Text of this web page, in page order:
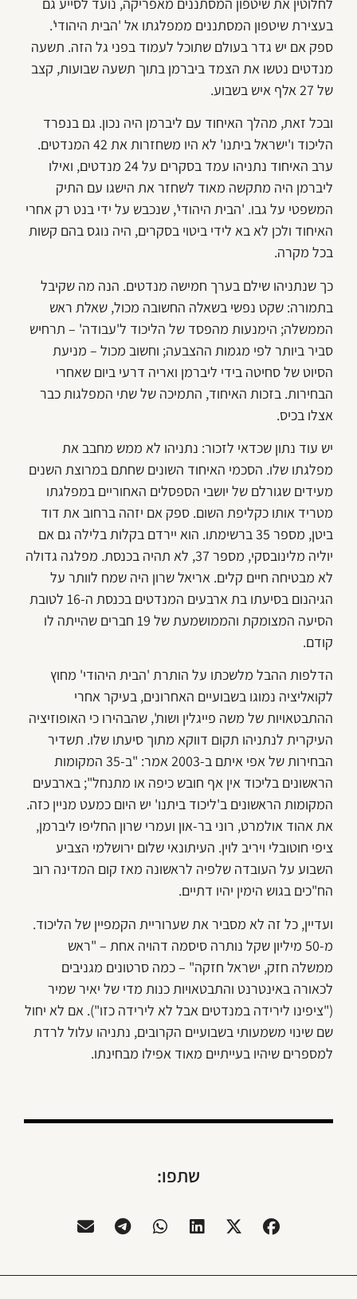
בעצירת שיטפון המסתננים ממפלגתו אל 'הבית היהודי'.
ספק אם יש גדר בעולם שתוכל לעמוד בפני גל הזה. תשעה
מנדטים נטשו את הצמד ביברמן בתוך תשעה שבועות, קצב
של 27 אלף איש בשבוע.
ובכל זאת, מהלך האיחוד עם ליברמן היה נכון. גם בנפרד
הליכוד ו'ישראל ביתנו' לא היו משחזרות את 42 המנדטים.
ערב האיחוד נתניהו עמד בסקרים על 24 מנדטים, ואילו
ליברמן היה מתקשה מאוד לשחזר את הישגו עם התיק
המשפטי על גבו. 'הבית היהודי', שנכבש על ידי בנט רק אחרי
האיחוד ולכן לא בא לידי ביטוי בסקרים, היה נוגס בהם קשות
בכל מקרה.
כך שנתניהו שילם בערך חמישה מנדטים. הנה מה שקיבל
בתמורה: שקט נפשי בשאלה החשובה מכול, שאלת ראש
הממשלה; הימנעות מהפסד של הליכוד ל'עבודה' – תרחיש
סביר ביותר לפי מגמות ההצבעה; וחשוב מכול – מניעת
הסיוט של סחיטה בידי ליברמן ואריה דרעי ביום שאחרי
הבחירות. בזכות האיחוד, התמיכה של שתי המפלגות כבר
אצלו בכיס.
יש עוד נתון שכדאי לזכור: נתניהו לא ממש מחבב את
מפלגתו שלו. הסכמי האיחוד השונים שחתם במרוצת השנים
מעידים שגורלם של יושבי הספסלים האחוריים במפלגתו
מטריד אותו כקליפת השום. ספק אם יזהה ברחוב את דוד
ביטן, מספר 35 ברשימתו. הוא יירדם בקלות בלילה גם אם
יוליה מלינובסקי, מספר 37, לא תהיה בכנסת. מפלגה גדולה
לא מבטיחה חיים קלים. אריאל שרון היה שמח לוותר על
הגיהנום בסיעתו בת ארבעים המנדטים בכנסת ה-16 לטובת
הסיעה המצומקת והממושמעת של 19 חברים שהייתה לו
קודם.
הדלפות ההבל מלשכתו על הותרת 'הבית היהודי' מחוץ
לקואליציה נמוגו בשבועיים האחרונים, בעיקר אחרי
ההתבטאויות של משה פייגלין ושות', שהבהירו כי האופוזיציה
העיקרית לנתניהו תקום דווקא מתוך סיעתו שלו. תשדיר
הבחירות של אפי איתם ב-2003 אמר: "ב-35 המקומות
הראשונים בליכוד אין אף חובש כיפה או מתנחל"; בארבעים
המקומות הראשונים ב'ליכוד ביתנו' יש היום כמעט מניין כזה.
את אהוד אולמרט, רוני בר-און ועמרי שרון החליפו ליברמן,
ציפי חוטובלי ויריב לוין. העיתונאי שלום ירושלמי הצביע
השבוע על העובדה שלפיה לראשונה מאז קום המדינה רוב
הח"כים בגוש הימין יהיו דתיים.
ועדיין, כל זה לא מסביר את שערוריית הקמפיין של הליכוד.
מ-50 מיליון שקל נותרה סיסמה דהויה אחת – "ראש
ממשלה חזק, ישראל חזקה" – כמה סרטונים מגניבים
לכאורה באינטרנט והתבטאויות כנות מדי של יאיר שמיר
("ציפינו לירידה במנדטים אבל לא לירידה כזו"). אם לא יחול
שם שינוי משמעותי בשבועיים הקרובים, נתניהו עלול לרדת
למספרים שיהיו בעייתיים מאוד אפילו מבחינתו.
שתפו: